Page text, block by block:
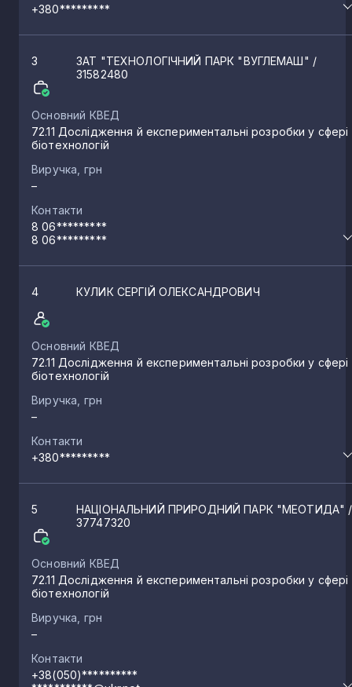
+380*********
3 ЗАТ "ТЕХНОЛОГІЧНИЙ ПАРК "ВУГЛЕМАШ" /
31582480
Основний КВЕД
72.11 Дослідження й експериментальні розробки у сфері
біотехнологій
Виручка, грн
–
Контакти
8 06*********
8 06*********
4 КУЛИК СЕРГІЙ ОЛЕКСАНДРОВИЧ
Основний КВЕД
72.11 Дослідження й експериментальні розробки у сфері
біотехнологій
Виручка, грн
–
Контакти
+380*********
5 НАЦІОНАЛЬНИЙ ПРИРОДНИЙ ПАРК "МЕОТИДА" /
37747320
Основний КВЕД
72.11 Дослідження й експериментальні розробки у сфері
біотехнологій
Виручка, грн
–
Контакти
+38(050)**********